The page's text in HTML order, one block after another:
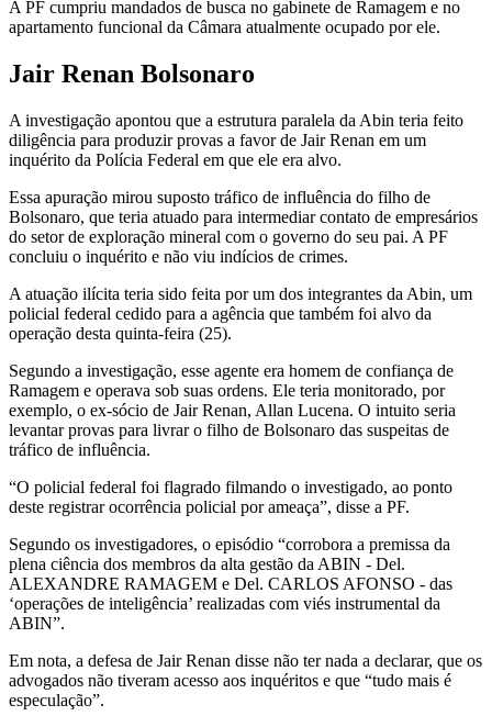
A PF cumpriu mandados de busca no gabinete de Ramagem e no
apartamento funcional da Câmara atualmente ocupado por ele.
Jair Renan Bolsonaro
A investigação apontou que a estrutura paralela da Abin teria feito
diligência para produzir provas a favor de Jair Renan em um
inquérito da Polícia Federal em que ele era alvo.
Essa apuração mirou suposto tráfico de influência do filho de
Bolsonaro, que teria atuado para intermediar contato de empresários
do setor de exploração mineral com o governo do seu pai. A PF
concluiu o inquérito e não viu indícios de crimes.
A atuação ilícita teria sido feita por um dos integrantes da Abin, um
policial federal cedido para a agência que também foi alvo da
operação desta quinta-feira (25).
Segundo a investigação, esse agente era homem de confiança de
Ramagem e operava sob suas ordens. Ele teria monitorado, por
exemplo, o ex-sócio de Jair Renan, Allan Lucena. O intuito seria
levantar provas para livrar o filho de Bolsonaro das suspeitas de
tráfico de influência.
“O policial federal foi flagrado filmando o investigado, ao ponto
deste registrar ocorrência policial por ameaça”, disse a PF.
Segundo os investigadores, o episódio “corrobora a premissa da
plena ciência dos membros da alta gestão da ABIN - Del.
ALEXANDRE RAMAGEM e Del. CARLOS AFONSO - das
‘operações de inteligência’ realizadas com viés instrumental da
ABIN”.
Em nota, a defesa de Jair Renan disse não ter nada a declarar, que os
advogados não tiveram acesso aos inquéritos e que “tudo mais é
especulação”.